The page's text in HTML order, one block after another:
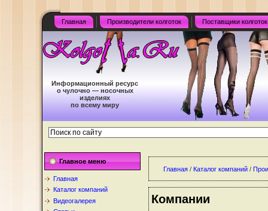
Главная Производители колготок Поставщики колготок
Информационный ресурс
о чулочно — носочных
изделиях
по всему миру
Главное меню
Главная
Каталог компаний
Видеогалерея
Главная / Каталог компаний /
Компании